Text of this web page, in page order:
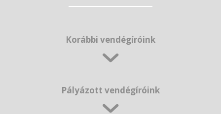
Korábbi vendégíróink
Pályázott vendégíróink